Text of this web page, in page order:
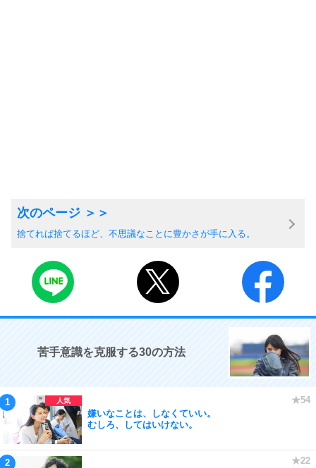
捨てれば捨てるほど、不思議なことに豊かさが手に入る。
苦手意識を克服する30の方法
嫌いなことは、しなくていい。
むしろ、してはいけない。